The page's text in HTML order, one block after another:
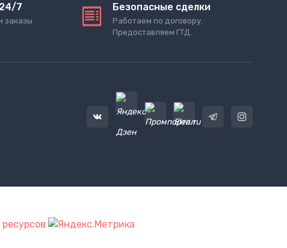
7
заказы
Безопасные сделки
Работаем по договору.
Предоставляем ГТД.